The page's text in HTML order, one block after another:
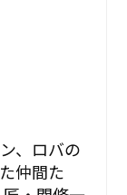
、ロバの
仲間た